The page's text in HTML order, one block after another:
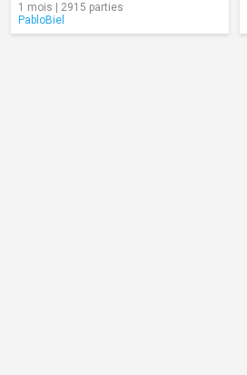
1 mois | 2915 parties
PabloBiel